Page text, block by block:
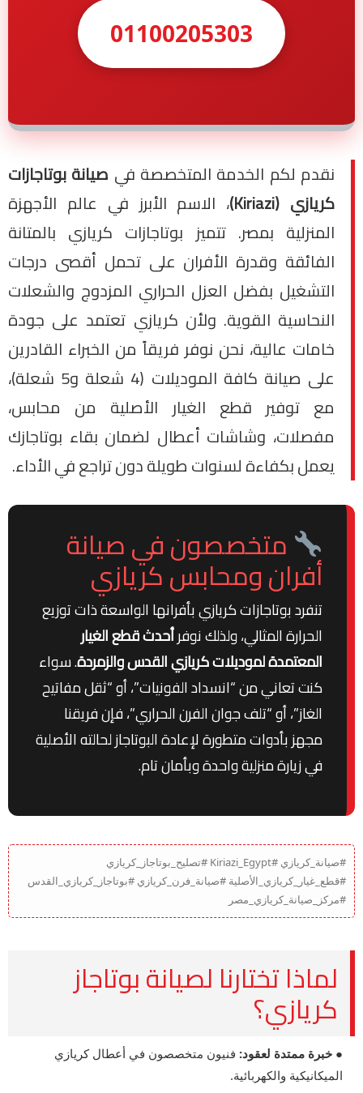
01100205303
نقدم لكم الخدمة المتخصصة في صيانة بوتاجازات
كريازي (Kiriazi)
، الاسم الأبرز في عالم الأجهزة
المنزلية بمصر. تتميز بوتاجازات كريازي بالمتانة
الفائقة وقدرة الأفران على تحمل أقصى درجات
التشغيل بفضل العزل الحراري المزدوج والشعلات
النحاسية القوية. ولأن كريازي تعتمد على جودة
خامات عالية، نحن نوفر فريقاً من الخبراء القادرين
على صيانة كافة الموديلات (4 شعلة و5 شعلة)،
مع توفير قطع الغيار الأصلية من محابس،
مفصلات، وشاشات أعطال لضمان بقاء بوتاجازك
يعمل بكفاءة لسنوات طويلة دون تراجع في الأداء.
متخصصون في صيانة
أفران ومحابس كريازي
تنفرد بوتاجازات كريازي بأفرانها الواسعة ذات توزيع
الحرارة المثالي، ولذلك نوفرأحدث قطع الغيار
المعتمدة لموديلات كريازي القدس والزمردة. سواء
كنت تعاني من “انسداد الفونيات”، أو “ثقل مفاتيح
الغاز”، أو “تلف جوان الفرن الحراري”، فإن فريقنا
مجهز بأدوات متطورة لإعادة البوتاجاز لحالته الأصلية
في زيارة منزلية واحدة وبأمان تام.
#صيانة_كريازي #Kiriazi_Egypt #تصليح_بوتاجاز_كريازي
#قطع_غيار_كريازي_الأصلية #صيانة_فرن_كريازي #بوتاجاز_كريازي_القدس
#مركز_صيانة_كريازي_مصر
لماذا تختارنا لصيانة بوتاجاز
كريازي؟
● خبرة ممتدة لعقود: فنيون متخصصون في أعطال كريازي
الميكانيكية والكهربائية.